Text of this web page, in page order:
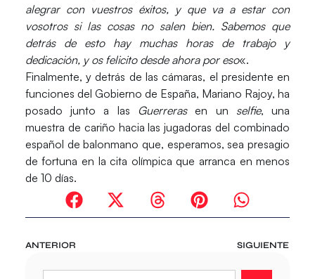
alegrar con vuestros éxitos, y que va a estar con
vosotros si las cosas no salen bien. Sabemos que
detrás de esto hay muchas horas de trabajo y
dedicación, y os felicito desde ahora por eso«.
Finalmente, y detrás de las cámaras, el presidente en
funciones del Gobierno de España, Mariano Rajoy, ha
posado junto a las Guerrerasen un selfie, una
muestra de cariño hacia las jugadoras del combinado
español de balonmano que, esperamos, sea presagio
de fortuna en la cita olímpica que arranca en menos
de 10 días.
ANTERIOR SIGUIENTE